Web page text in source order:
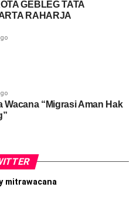
GEBLEG TATA
RAHARJA
Wacana “Migrasi Aman Hak
mitrawacana